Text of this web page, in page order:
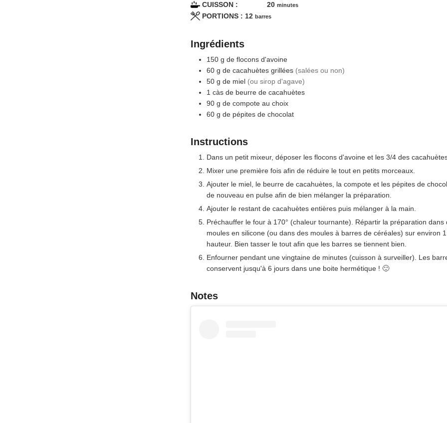
CUISSON : 20minutes
minutes
PORTIONS : 12 barres
Ingrédients
150 g de flocons d'avoine
60 g de cacahuètes grillées (salées ou non)
50 g de miel (ou sirop d'agave)
1 càs de beurre de cacahuètes
90 g de compote au choix
60 g de pépites de chocolat
Instructions
Dans un petit mixeur, déposer les flocons d'avoine et les 3/4 des
Mixer une première fois afin de réduire le tout en petits morceaux.
Ajouter le miel, le beurre de cacahuètes, la compote et les pépites de
de nouveau en pulse afin de bien mélanger la préparation.
Ajouter le restant de cacahuètes entières puis mélanger à la main.
Préchauffer le four à 170° (chaleur tournante). Répartir la préparation dans
moules en silicone (ou dans des moules à barres de céréales) sur environ
hauteur. Bien tasser le tout afin que les barres se tiennent bien.
Enfourner pendant une vingtaine de minutes (cuisson à surveiller). Les
conservent jusqu'à 6 jours dans une boite hermétique ! 🙂
Notes